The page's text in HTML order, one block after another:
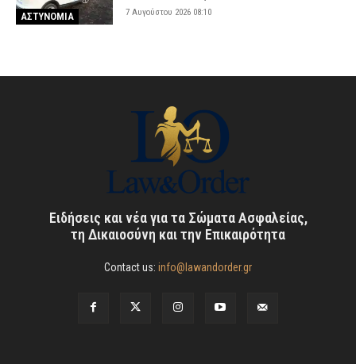
ΑΣΤΥΝΟΜΙΑ 7 Αυγούστου 2026 08:10
Ειδήσεις και νέα για τα Σώματα Ασφαλείας,
τη Δικαιοσύνη και την Επικαιρότητα
Contact us: info@lawandorder.gr